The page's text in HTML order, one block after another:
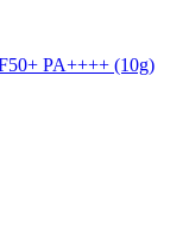
PA++++ (10g)